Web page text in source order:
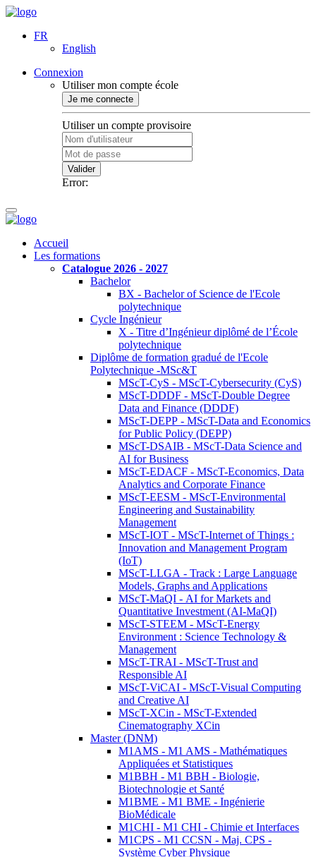
FR
English
Connexion
Utiliser mon compte école
Je me connecte
Utiliser un compte provisoire
Valider
Error:
Accueil
Les formations
Catalogue 2026 - 2027
Bachelor
BX - Bachelor of Science de l'Ecole
polytechnique
Cycle Ingénieur
X - Titre d’Ingénieur diplômé de l’École
polytechnique
Diplôme de formation gradué de l'Ecole
Polytechnique -MSc&T
MScT-CyS - MScT-Cybersecurity (CyS)
MScT-DDDF - MScT-Double Degree
Data and Finance (DDDF)
MScT-DEPP - MScT-Data and Economics
for Public Policy (DEPP)
MScT-DSAIB - MScT-Data Science and
AI for Business
MScT-EDACF - MScT-Economics, Data
Analytics and Corporate Finance
MScT-EESM - MScT-Environmental
Engineering and Sustainability
Management
MScT-IOT - MScT-Internet of Things :
Innovation and Management Program
(IoT)
MScT-LLGA - Track : Large Language
Models, Graphs and Applications
MScT-MaQI - AI for Markets and
Quantitative Investment (AI-MaQI)
MScT-STEEM - MScT-Energy
Environment : Science Technology &
Management
MScT-TRAI - MScT-Trust and
Responsible AI
MScT-ViCAI - MScT-Visual Computing
and Creative AI
MScT-XCin - MScT-Extended
Cinematography XCin
Master (DNM)
M1AMS - M1 AMS - Mathématiques
Appliquées et Statistiques
M1BBH - M1 BBH - Biologie,
Biotechnologie et Santé
M1BME - M1 BME - Ingénierie
BioMédicale
M1CHI - M1 CHI - Chimie et Interfaces
M1CPS - M1 CCSN - Maj. CPS -
Système Cyber Physique